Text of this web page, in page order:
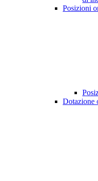
Posizioni
Dotazione